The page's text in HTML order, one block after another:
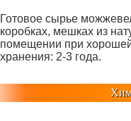
Готовое сырье
коробках, мешках из
помещении при
хранения: 2-3 года.